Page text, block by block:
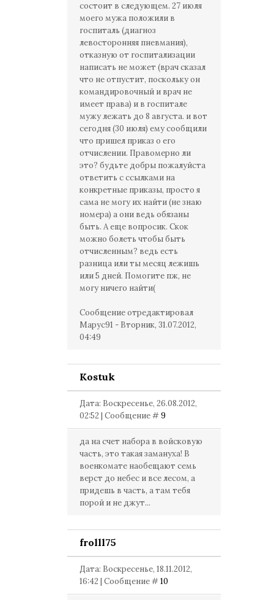
состоит в следующем. 27 июля
моего мужа положили в
госпиталь (диагноз
левосторонняя пневмания),
отказную от госпитализации
написать не может (врач сказал
что не отпустит, поскольку он
командировочный и врач не
имеет права) и в госпитале
мужу лежать до 8 августа. и вот
сегодня (30 июля) ему сообщили
что пришел приказ о его
отчислении. Правомерно ли
это? будьте добры пожалуйста
ответить с ссылками на
конкретные приказы, просто я
сама не могу их найти (не знаю
номера) а они ведь обязаны
быть. А еще вопросик. Скок
можно болеть чтобы быть
отчисленным? ведь есть
разница или ты месяц лежишь
или 5 дней. Помогите пж, не
могу ничего найти(
Сообщение отредактировал
Mapyc91 - Вторник, 31.07.2012,
04:49
Kostuk
Дата: Воскресенье, 26.08.2012,
02:52 | Сообщение #9
да на счет набора в войсковую
часть, это такая замануха! В
военкомате наобещают семь
верст до небес и все лесом, а
придешь в часть, а там тебя
порой и не джут...
frolll75
Дата: Воскресенье, 18.11.2012,
16:42 | Сообщение #10